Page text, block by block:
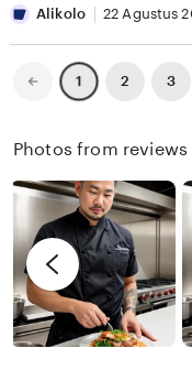
E
K
y
X
X
I
e
v
y
R
e
n
d
y
i
s
r
e
i
e
w
Alikolo 22 Agustus
Previous
page
1 2 3
Photos from reviews